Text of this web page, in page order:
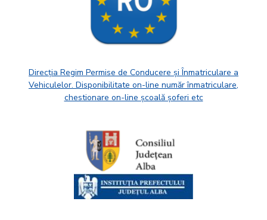
Direcția Regim Permise de Conducere și Înmatriculare a
Vehiculelor. Disponibilitate on-line număr înmatriculare,
chestionare on-line școală șoferi etc